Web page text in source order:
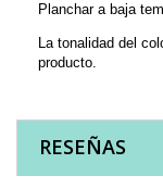
Planchar a baja
La tonalidad del
producto.
RESEÑAS